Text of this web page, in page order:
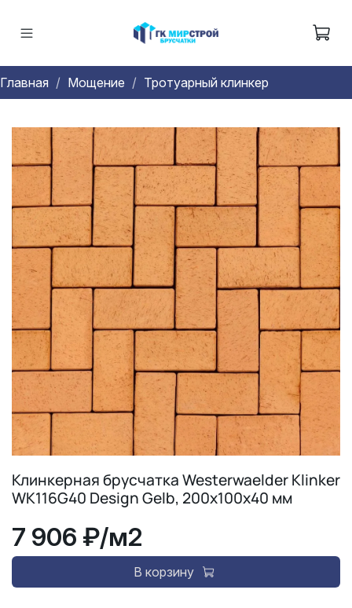
Главная Мощение Тротуарный клинкер
Клинкерная брусчатка Westerwaelder Klinker
WK116G40 Design Gelb, 200x100x40 мм
7 906 ₽/м2
В корзину